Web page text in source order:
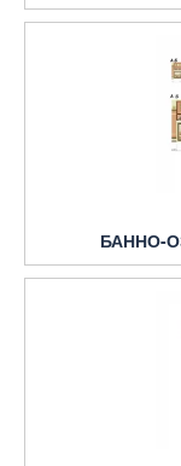
БАННО-